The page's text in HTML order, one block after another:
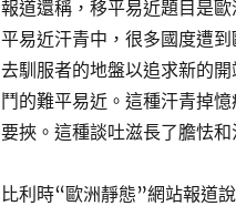
報道還稱，移平易近題目是
平易近汗青中，很多國度遭
去馴服者的地盤以追求新的
鬥的難平易近。這種汗青掉
要挾。這種談吐滋長了膽怯
比利時“歐洲靜態”網站報道